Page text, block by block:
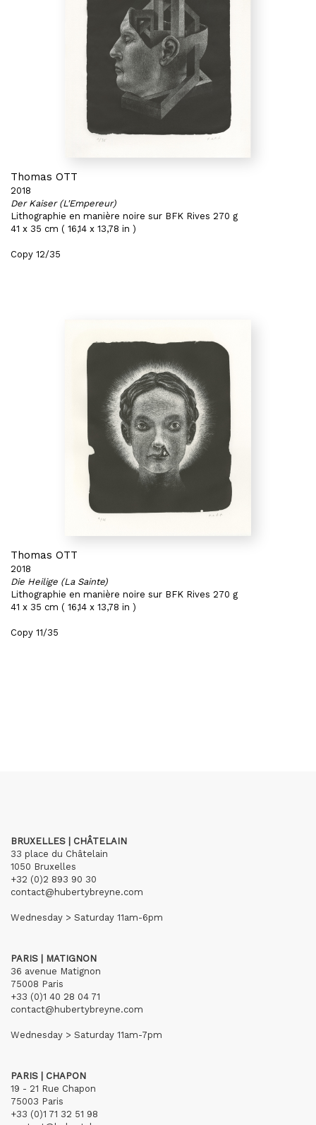
Thomas OTT
2018
Der Kaiser (L'Empereur)
Lithographie en manière noire sur BFK Rives 270 g
41 x 35 cm ( 16,14 x 13,78 in )
Copy 12/35
Thomas OTT
2018
Die Heilige (La Sainte)
Lithographie en manière noire sur BFK Rives 270 g
41 x 35 cm ( 16,14 x 13,78 in )
Copy 11/35
BRUXELLES | CHÂTELAIN
33 place du Châtelain
1050 Bruxelles
+32 (0)2 893 90 30
contact@hubertybreyne.com
Wednesday > Saturday 11am-6pm
PARIS | MATIGNON
36 avenue Matignon
75008 Paris
+33 (0)1 40 28 04 71
contact@hubertybreyne.com
Wednesday > Saturday 11am-7pm
PARIS | CHAPON
19 - 21 Rue Chapon
75003 Paris
+33 (0)1 71 32 51 98